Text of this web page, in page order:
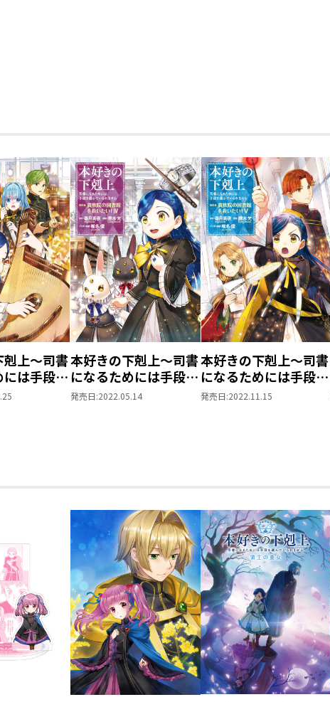
上～司書
は手段を
ません～
本好きの下剋上～司書
になるためには手段を
選んでいられません～
発売日:2022.05.14
本好きの下剋上～司書
になるためには手段を
選んでいられません～
発売日:2022.11.15